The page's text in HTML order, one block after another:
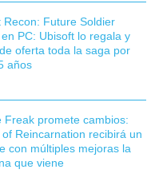
Recon: Future Soldier
PC: Ubisoft lo regala y
oferta toda la saga por
años
Freak promete cambios:
of Reincarnation recibirá un
con múltiples mejoras la
que viene